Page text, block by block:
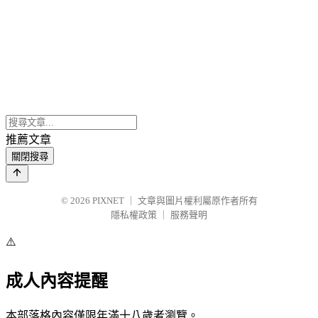
推薦文章
關閉搜尋
© 2026 PIXNET
文章與圖片權利屬原作者所有
隱私權政策
服務聲明
⚠️
成人內容提醒
本部落格內容僅限年滿十八歲者瀏覽。